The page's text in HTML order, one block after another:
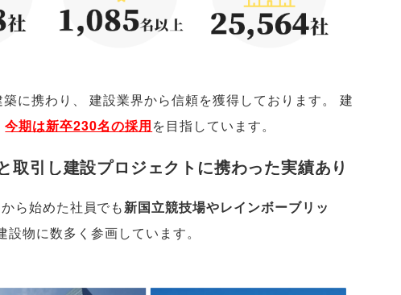
に携わり 、 建設業界から信頼を獲得しております。
建
今期は新卒230名の採用を目指しています。
引し建設プロジェクトに携わった実績あり
ら始めた社員でも新国立競技場やレインボーブリッ
設物に数多く参画しています。